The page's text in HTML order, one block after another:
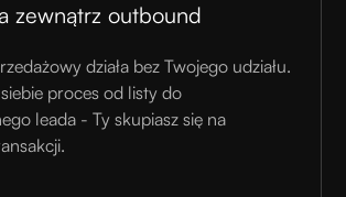
zewnątrz outbound
działa bez Twojego udziału.
proces od listy do
leada - Ty skupiasz się na